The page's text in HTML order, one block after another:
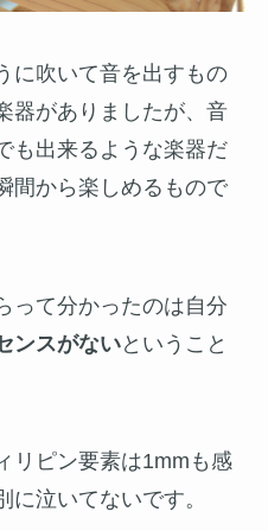
に吹いて音を出すもの
器がありましたが、音
も出来るような楽器だ
間から楽しめるもので
って分かったのは自分
ンスがないということ
リピン要素は1mmも感
に泣いてないです。